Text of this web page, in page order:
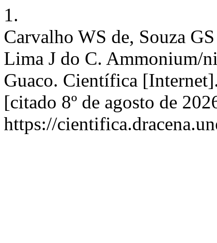
1.
Carvalho WS de, Souza
Lima J do C. Ammonium/
Guaco. Científica
[citado 8º de agosto de
https://